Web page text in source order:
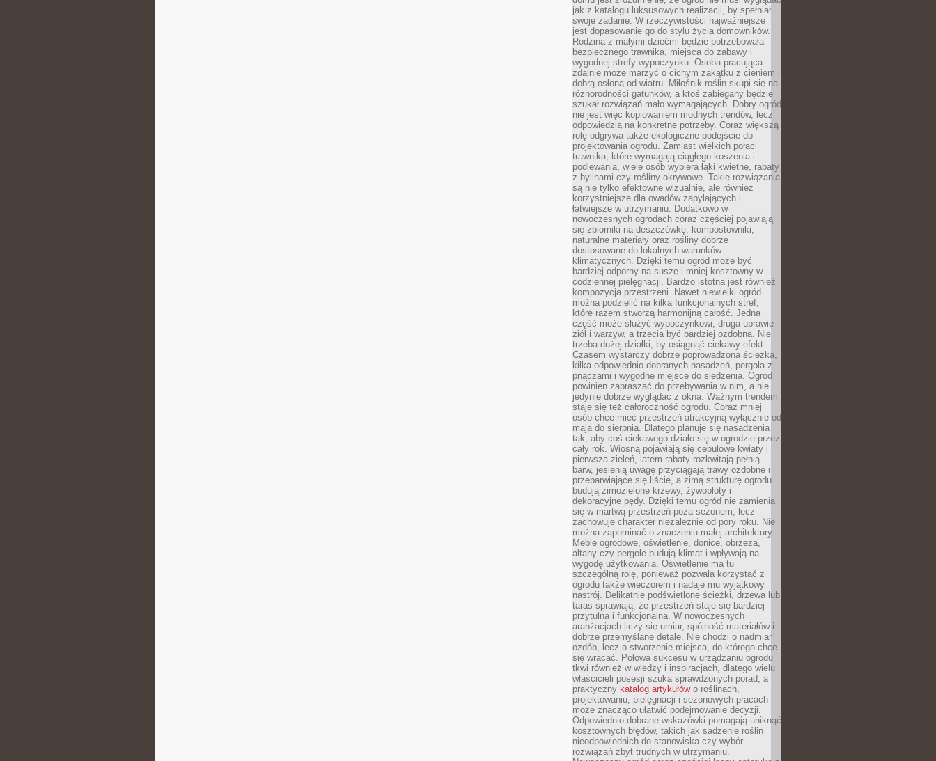
jak z katalogu luksusowych realizacji, by spełniał
swoje zadanie. W rzeczywistości najważniejsze
jest dopasowanie go do stylu życia domowników.
Rodzina z małymi dziećmi będzie potrzebowała
bezpiecznego trawnika, miejsca do zabawy i
wygodnej strefy wypoczynku. Osoba pracująca
zdalnie może marzyć o cichym zakątku z cieniem i
dobrą osłoną od wiatru. Miłośnik roślin skupi się na
różnorodności gatunków, a ktoś zabiegany będzie
szukał rozwiązań mało wymagających. Dobry ogród
nie jest więc kopiowaniem modnych trendów, lecz
odpowiedzią na konkretne potrzeby. Coraz większą
rolę odgrywa także ekologiczne podejście do
projektowania ogrodu. Zamiast wielkich połaci
trawnika, które wymagają ciągłego koszenia i
podlewania, wiele osób wybiera łąki kwietne, rabaty
z bylinami czy rośliny okrywowe. Takie rozwiązania
są nie tylko efektowne wizualnie, ale również
korzystniejsze dla owadów zapylających i
łatwiejsze w utrzymaniu. Dodatkowo w
nowoczesnych ogrodach coraz częściej pojawiają
się zbiorniki na deszczówkę, kompostowniki,
naturalne materiały oraz rośliny dobrze
dostosowane do lokalnych warunków
klimatycznych. Dzięki temu ogród może być
bardziej odporny na suszę i mniej kosztowny w
codziennej pielęgnacji. Bardzo istotna jest również
kompozycja przestrzeni. Nawet niewielki ogród
można podzielić na kilka funkcjonalnych stref,
które razem stworzą harmonijną całość. Jedna
część może służyć wypoczynkowi, druga uprawie
ziół i warzyw, a trzecia być bardziej ozdobna. Nie
trzeba dużej działki, by osiągnąć ciekawy efekt.
Czasem wystarczy dobrze poprowadzona ścieżka,
kilka odpowiednio dobranych nasadzeń, pergola z
pnączami i wygodne miejsce do siedzenia. Ogród
powinien zapraszać do przebywania w nim, a nie
jedynie dobrze wyglądać z okna. Ważnym trendem
staje się też całoroczność ogrodu. Coraz mniej
osób chce mieć przestrzeń atrakcyjną wyłącznie od
maja do sierpnia. Dlatego planuje się nasadzenia
tak, aby coś ciekawego działo się w ogrodzie przez
cały rok. Wiosną pojawiają się cebulowe kwiaty i
pierwsza zieleń, latem rabaty rozkwitają pełnią
barw, jesienią uwagę przyciągają trawy ozdobne i
przebarwiające się liście, a zimą strukturę ogrodu
budują zimozielone krzewy, żywopłoty i
dekoracyjne pędy. Dzięki temu ogród nie zamienia
się w martwą przestrzeń poza sezonem, lecz
zachowuje charakter niezależnie od pory roku. Nie
można zapominać o znaczeniu małej architektury.
Meble ogrodowe, oświetlenie, donice, obrzeża,
altany czy pergole budują klimat i wpływają na
wygodę użytkowania. Oświetlenie ma tu
szczególną rolę, ponieważ pozwala korzystać z
ogrodu także wieczorem i nadaje mu wyjątkowy
nastrój. Delikatnie podświetlone ścieżki, drzewa lub
taras sprawiają, że przestrzeń staje się bardziej
przytulna i funkcjonalna. W nowoczesnych
aranżacjach liczy się umiar, spójność materiałów i
dobrze przemyślane detale. Nie chodzi o nadmiar
ozdób, lecz o stworzenie miejsca, do którego chce
się wracać. Połowa sukcesu w urządzaniu ogrodu
tkwi również w wiedzy i inspiracjach, dlatego wielu
właścicieli posesji szuka sprawdzonych porad, a
praktyczny katalog artykułówo roślinach,
projektowaniu, pielęgnacji i sezonowych pracach
może znacząco ułatwić podejmowanie decyzji.
Odpowiednio dobrane wskazówki pomagają uniknąć
kosztownych błędów, takich jak sadzenie roślin
nieodpowiednich do stanowiska czy wybór
rozwiązań zbyt trudnych w utrzymaniu.